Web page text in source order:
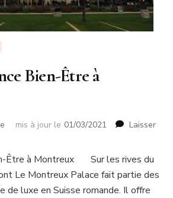
Bien-Être à
mis à jour le 01/03/2021
Laisser
Être à Montreux Sur les rives du
Le Montreux Palace fait partie des
de luxe en Suisse romande. Il offre